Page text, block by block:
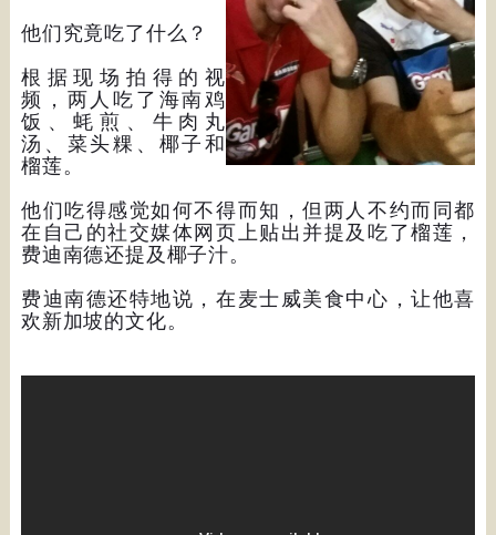
他们究竟吃了什么？
根据现场拍得的视
频，两人吃了海南鸡
饭、蚝煎、牛肉丸
汤、菜头粿、椰子和
榴莲。
他们吃得感觉如何不得而知，但两人不约而同都
在自己的社交媒体网页上贴出并提及吃了榴莲，
费迪南德还提及椰子汁。
费迪南德还特地说，在麦士威美食中心，让他喜
欢新加坡的文化。